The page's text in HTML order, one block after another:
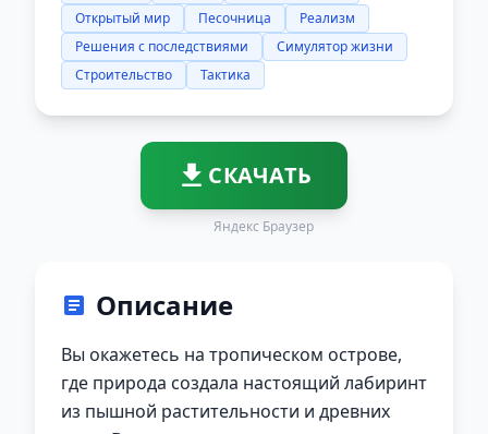
Открытый мир
Песочница
Реализм
Решения с последствиями
Симулятор жизни
Строительство
Тактика
СКАЧАТЬ
Яндекс Браузер
Описание
Вы окажетесь на тропическом острове,
где природа создала настоящий лабиринт
из пышной растительности и древних